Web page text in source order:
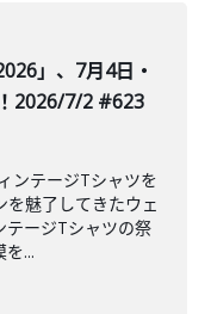
」、7月4日・
2026/7/2 #623
ンテージTシャツを
魅了してきたウェ
テージTシャツの祭
...